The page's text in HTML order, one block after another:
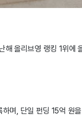
해 올리브영 랭킹 1위에
며, 단일 펀딩 15억 원